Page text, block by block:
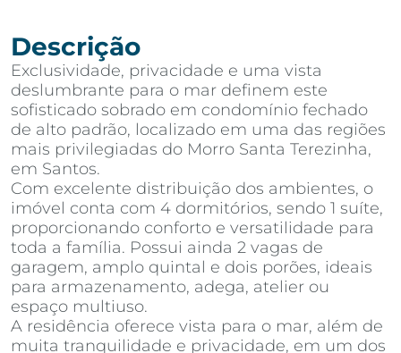
Descrição
Exclusividade, privacidade e uma vista
deslumbrante para o mar definem este
sofisticado sobrado em condomínio fechado
de alto padrão, localizado em uma das regiões
mais privilegiadas do Morro Santa Terezinha,
em Santos.
Com excelente distribuição dos ambientes, o
imóvel conta com 4 dormitórios, sendo 1 suíte,
proporcionando conforto e versatilidade para
toda a família. Possui ainda 2 vagas de
garagem, amplo quintal e dois porões, ideais
para armazenamento, adega, atelier ou
espaço multiuso.
A residência oferece vista para o mar, além de
muita tranquilidade e privacidade, em um dos